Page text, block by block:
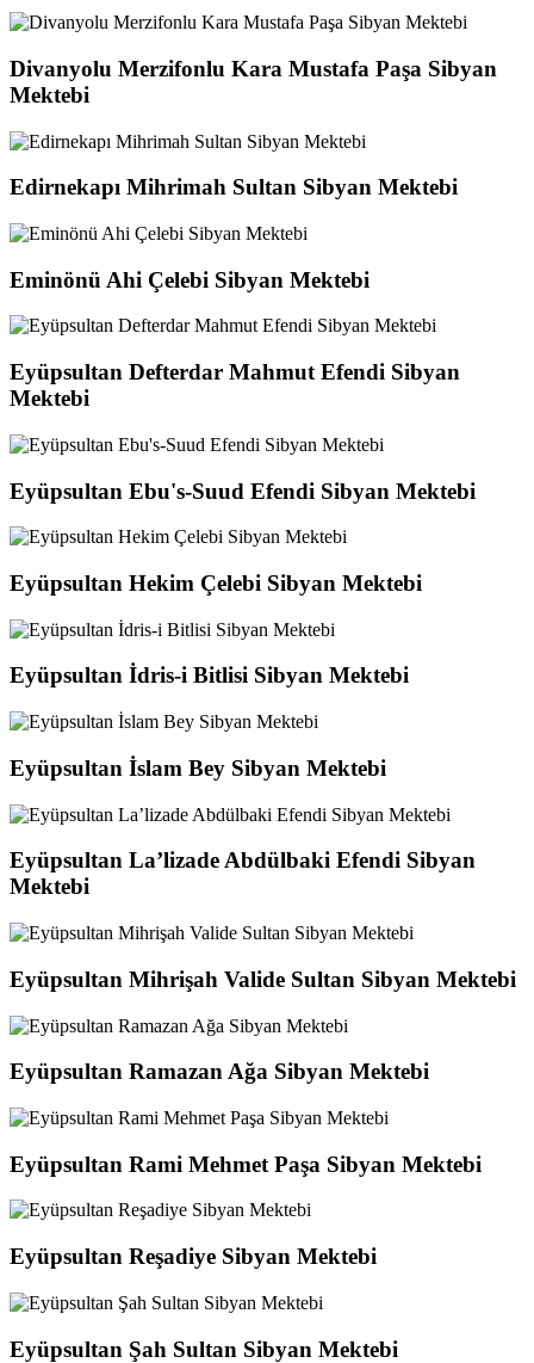
Divanyolu Merzifonlu Kara Mustafa Paşa Sibyan
Mektebi
Edirnekapı Mihrimah Sultan Sibyan Mektebi
Eminönü Ahi Çelebi Sibyan Mektebi
Eyüpsultan Defterdar Mahmut Efendi Sibyan
Mektebi
Eyüpsultan Ebu's-Suud Efendi Sibyan Mektebi
Eyüpsultan Hekim Çelebi Sibyan Mektebi
Eyüpsultan İdris-i Bitlisi Sibyan Mektebi
Eyüpsultan İslam Bey Sibyan Mektebi
Eyüpsultan La’lizade Abdülbaki Efendi Sibyan
Mektebi
Eyüpsultan Mihrişah Valide Sultan Sibyan Mektebi
Eyüpsultan Ramazan Ağa Sibyan Mektebi
Eyüpsultan Rami Mehmet Paşa Sibyan Mektebi
Eyüpsultan Reşadiye Sibyan Mektebi
Eyüpsultan Şah Sultan Sibyan Mektebi